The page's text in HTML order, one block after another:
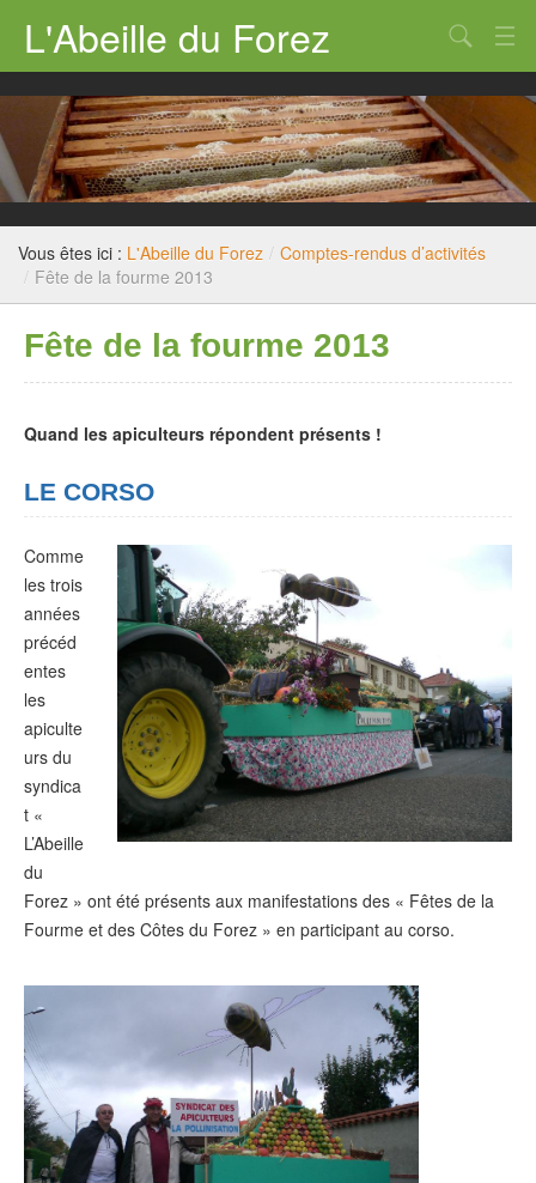
L'Abeille du Forez
Qui sommes nous ?
Rucher-école
Dossiers techniques
Législation
Nous contacter
Vous êtes ici : L'Abeille du Forez / Comptes-rendus d’activités
/ Fête de la fourme 2013
Fête de la fourme 2013
Quand les apiculteurs répondent présents !
LE CORSO
Comme
les trois
années
précéd
entes
les
apiculte
urs du
syndica
t «
L’Abeille
du
Forez » ont été présents aux manifestations des « Fêtes de la
Fourme et des Côtes du Forez » en participant au corso.